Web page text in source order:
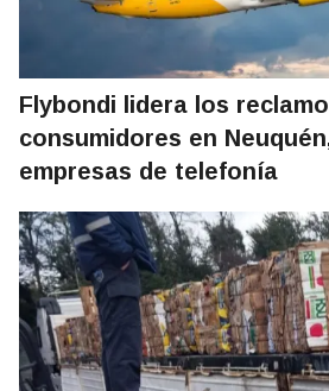
Flybondi lidera los
consumidores en
empresas de telefonía